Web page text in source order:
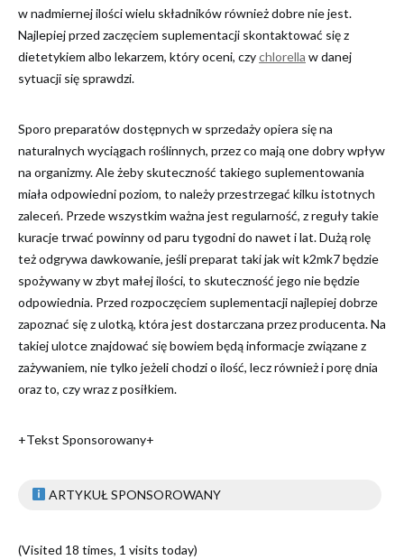
w nadmiernej ilości wielu składników również dobre nie jest.
Najlepiej przed zaczęciem suplementacji skontaktować się z
dietetykiem albo lekarzem, który oceni, czychlorella w danej
sytuacji się sprawdzi.
Sporo preparatów dostępnych w sprzedaży opiera się na
naturalnych wyciągach roślinnych, przez co mają one dobry wpływ
na organizmy. Ale żeby skuteczność takiego suplementowania
miała odpowiedni poziom, to należy przestrzegać kilku istotnych
zaleceń. Przede wszystkim ważna jest regularność, z reguły takie
kuracje trwać powinny od paru tygodni do nawet i lat. Dużą rolę
też odgrywa dawkowanie, jeśli preparat taki jak wit k2mk7 będzie
spożywany w zbyt małej ilości, to skuteczność jego nie będzie
odpowiednia. Przed rozpoczęciem suplementacji najlepiej dobrze
zapoznać się z ulotką, która jest dostarczana przez producenta. Na
takiej ulotce znajdować się bowiem będą informacje związane z
zażywaniem, nie tylko jeżeli chodzi o ilość, lecz również i porę dnia
oraz to, czy wraz z posiłkiem.
+Tekst Sponsorowany+
ARTYKUŁ SPONSOROWANY
(Visited 18 times, 1 visits today)